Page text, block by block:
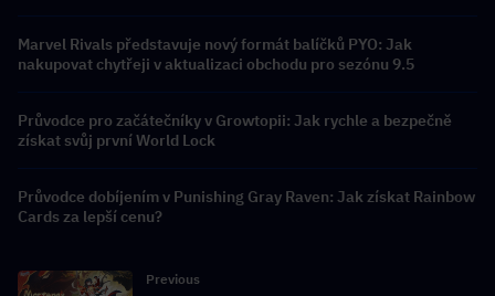
Marvel Rivals představuje nový formát balíčků PYO: Jak
nakupovat chytřeji v aktualizaci obchodu pro sezónu 9.5
Průvodce pro začátečníky v Growtopii: Jak rychle a bezpečně
získat svůj první World Lock
Průvodce dobíjením v Punishing Gray Raven: Jak získat Rainbow
Cards za lepší cenu?
Previous